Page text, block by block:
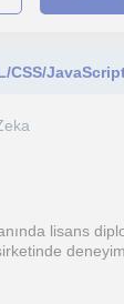
lisans